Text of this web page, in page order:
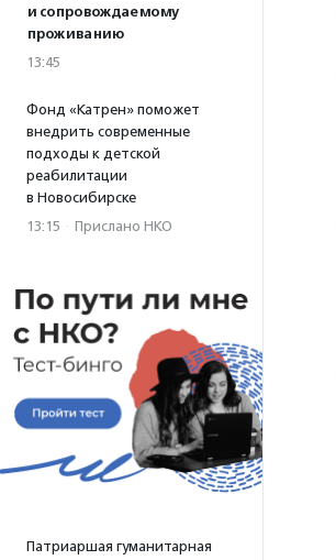
и сопровождаемому
проживанию
13:45
Фонд «Катрен» поможет
внедрить современные
подходы к детской
реабилитации
в Новосибирске
13:15 · Прислано НКО
Патриаршая гуманитарная